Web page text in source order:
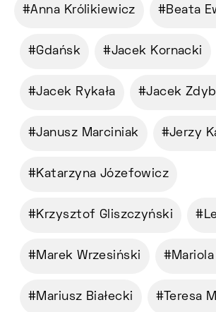
Anna Królikiewicz Beata
Gdańsk Jacek Kornacki
Jacek Rykała Jacek
Janusz Marciniak Jerzy
Katarzyna Józefowicz
Krzysztof Gliszczyński
Marek Wrzesiński
Mariusz Białecki Teresa